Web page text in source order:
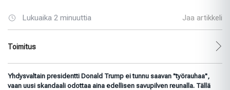
Lukuaika 2 minuuttia Jaa artikkeli
Toimitus
Yhdysvaltain presidentti Donald Trump ei tunnu saavan "työrauhaa",
vaan uusi skandaali odottaa aina edellisen savupilven reunalla. Tällä